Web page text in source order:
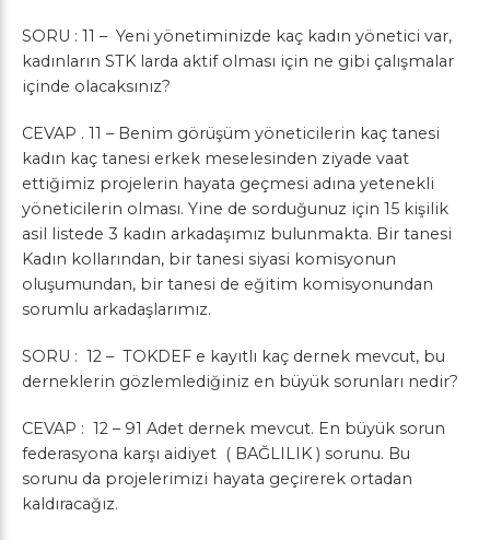
SORU : 11 – Yeni yönetiminizde kaç kadın yönetici var,
kadınların STK larda aktif olması için ne gibi çalışmalar
içinde olacaksınız?
CEVAP . 11 – Benim görüşüm yöneticilerin kaç tanesi
kadın kaç tanesi erkek meselesinden ziyade vaat
ettiğimiz projelerin hayata geçmesi adına yetenekli
yöneticilerin olması. Yine de sorduğunuz için 15 kişilik
asil listede 3 kadın arkadaşımız bulunmakta. Bir tanesi
Kadın kollarından, bir tanesi siyasi komisyonun
oluşumundan, bir tanesi de eğitim komisyonundan
sorumlu arkadaşlarımız.
SORU : 12 – TOKDEF e kayıtlı kaç dernek mevcut, bu
derneklerin gözlemlediğiniz en büyük sorunları nedir?
CEVAP : 12 – 91 Adet dernek mevcut. En büyük sorun
federasyona karşı aidiyet ( BAĞLILIK ) sorunu. Bu
sorunu da projelerimizi hayata geçirerek ortadan
kaldıracağız.